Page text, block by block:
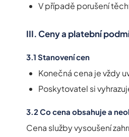
V případě porušení
III. Ceny a platební
3.1 Stanovení cen
Konečná cena je vždy
Poskytovatel si
3.2 Co cena obsahuje a
Cena služby vysoušení